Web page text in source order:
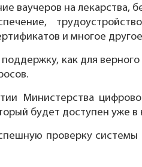
ваучеров на лекарства,
и многое
как для
Министерства
будет доступен уже в
проверку